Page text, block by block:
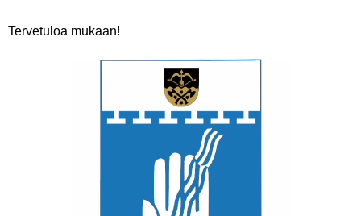
Tervetuloa mukaan!